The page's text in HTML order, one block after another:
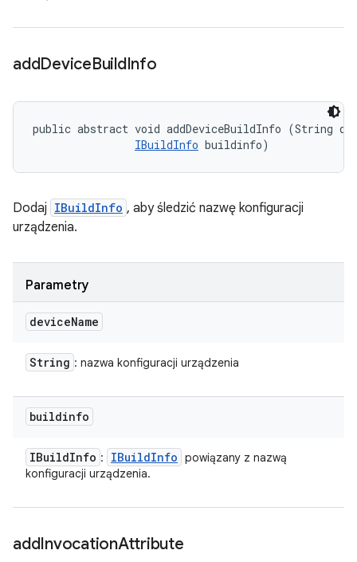
addDeviceBuildInfo
public abstract void addDeviceBuildInfo (String
IBuildInfo buildinfo)
Dodaj IBuildInfo , aby śledzić nazwę konfiguracji
urządzenia.
Parametry
deviceName
String : nazwa konfiguracji urządzenia
buildinfo
IBuildInfo : IBuildInfo powiązany z nazwą
konfiguracji urządzenia.
addInvocationAttribute